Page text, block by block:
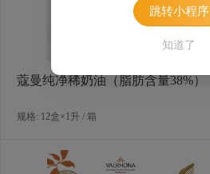
蔻曼纯净稀奶油（脂肪含量38%）
规格: 12盒×1升 / 箱
跳转小程序
知道了